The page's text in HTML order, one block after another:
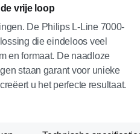
vrije loop
De Philips L-Line 7000-
die eindeloos veel
en formaat. De naadloze
staan garant voor unieke
u het perfecte resultaat.